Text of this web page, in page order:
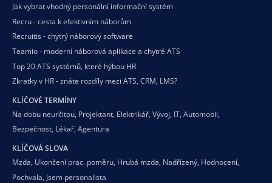
Jak vybrat vhodný personální informační systém
Recru - cesta k efektivním náborům
Recruitis - chytrý náborový software
Teamio - moderní náborová aplikace a chytré ATS
Top 20 ATS systémů, které hýbou HR
Zkratky v HR - znáte rozdíly mezi ATS, CRM, LMS?
KLÍČOVÉ TERMÍNY
Na dobu neurčitou, Projektant, Elektrikář, Vývoj, IT, Automobil,
Bezpečnost, Lékař, Agentura
KLÍČOVÁ SLOVA
Mzda, Ukončení prac. poměru, Hrubá mzda, Nadřízený, Hodnocení,
Pochvala, Jsem personalista